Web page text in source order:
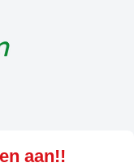
aan!!